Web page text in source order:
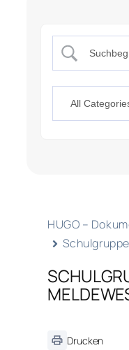
HUGO –
Drucken